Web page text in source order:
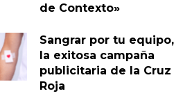
de Contexto»
Sangrar por tu equipo,
la exitosa campaña
publicitaria de la Cruz
Roja